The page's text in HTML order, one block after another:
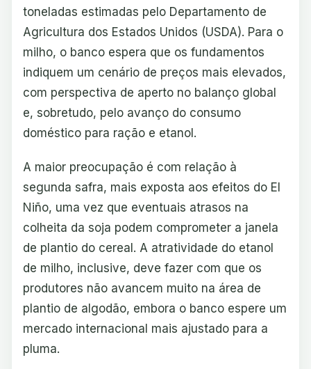
toneladas estimadas pelo Departamento de
Agricultura dos Estados Unidos (USDA). Para o
milho, o banco espera que os fundamentos
indiquem um cenário de preços mais elevados,
com perspectiva de aperto no balanço global
e, sobretudo, pelo avanço do consumo
doméstico para ração e etanol.
A maior preocupação é com relação à
segunda safra, mais exposta aos efeitos do El
Niño, uma vez que eventuais atrasos na
colheita da soja podem comprometer a janela
de plantio do cereal. A atratividade do etanol
de milho, inclusive, deve fazer com que os
produtores não avancem muito na área de
plantio de algodão, embora o banco espere um
mercado internacional mais ajustado para a
pluma.